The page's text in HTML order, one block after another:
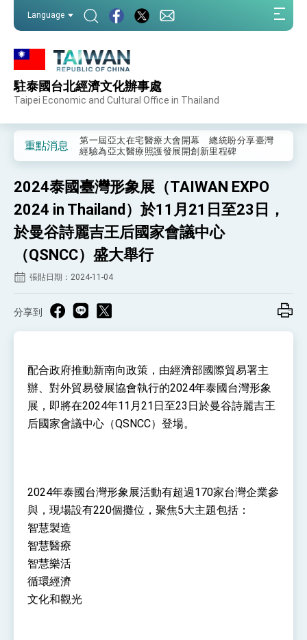
Language
駐泰國台北經濟文化辦事處
Taipei Economic and Cultural Office in Thailand
重點消息
外交部重要言論
事處」，進一步深化台美交流合作
第一屆亞太在宅醫療大會開幕 總統盼分享臺灣
經驗為亞太醫療照護發展開創新里程碑
及「台灣智慧醫療與健康產業展」預告短片，向
世界展現台灣守護全球健康的創新能量
總統出訪史瓦帝尼返國談話 強調臺灣人有權利
走向世界 盼與理念相近國家共同維護國際秩序
堅定走向世界 賴總統抵達史瓦帝尼王國進行國是
訪問
總統與五院院長新春茶敘 盼化分歧為團結、為
國家邁出合作第一步
總統農曆春節談話
台美貿易協議完成簽署達成6大目標、創5大歷史
性突破 總統強調將以3大面向加速臺灣經濟轉型
臺美簽署「對等貿易協定」確立對等關稅15%且不
總統接受「法新社」（AFP）專訪內容
外交部長林佳龍於《外交事務》撰文指出：自由
世界 需要台灣，團結合作方能守護繁榮
外交部長林佳龍出席《台灣光華雜誌》50週年慶
「見證蛻變，分享世界的光華」開幕式，期許數
作
外交部長林佳龍午宴歡迎美國聯邦參議員蓋耶哥
訪問團
外交部與數位發展部攜手合作，整合台灣雄厚數
2024泰國臺灣形象展（TAIWAN EXPO
2024 in Thailand）於11月21日至23日，
於曼谷詩麗吉王后國家會議中心
（QSNCC）盛大舉行
張貼日期：2024-11-04
分享到
配合政府推動新南向政策，由經濟部國際貿易署主
辦、對外貿易發展協會執行的2024年泰國台灣形象
展，即將在2024年11月21日至23日於曼谷詩麗吉王
后國家會議中心（QSNCC）登場。
2024年泰國台灣形象展活動有超過170家台灣企業參
與，現場設有220個攤位，聚焦5大主題包括：
智慧製造
智慧醫療
智慧樂活
循環經濟
文化和觀光